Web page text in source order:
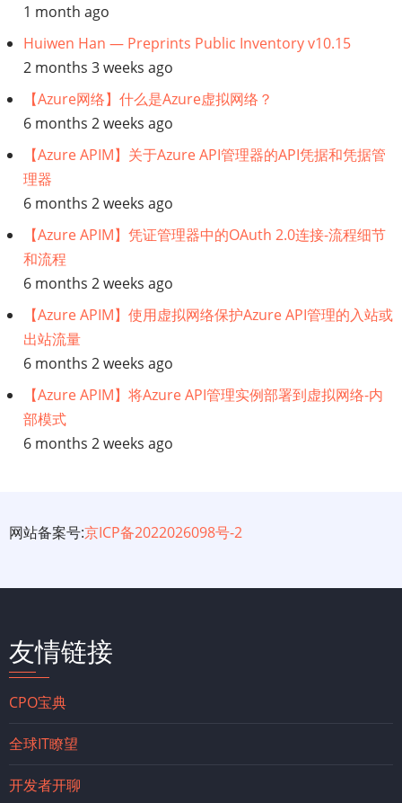
1 month ago
Huiwen Han — Preprints Public Inventory v10.15
2 months 3 weeks ago
【Azure网络】什么是Azure虚拟网络？
6 months 2 weeks ago
【Azure APIM】关于Azure API管理器的API凭据和凭据管
理器
6 months 2 weeks ago
【Azure APIM】凭证管理器中的OAuth 2.0连接-流程细节
和流程
6 months 2 weeks ago
【Azure APIM】使用虚拟网络保护Azure API管理的入站或
出站流量
6 months 2 weeks ago
【Azure APIM】将Azure API管理实例部署到虚拟网络-内
部模式
6 months 2 weeks ago
网站备案号:京ICP备2022026098号-2
友情链接
CPO宝典
全球IT瞭望
开发者开聊